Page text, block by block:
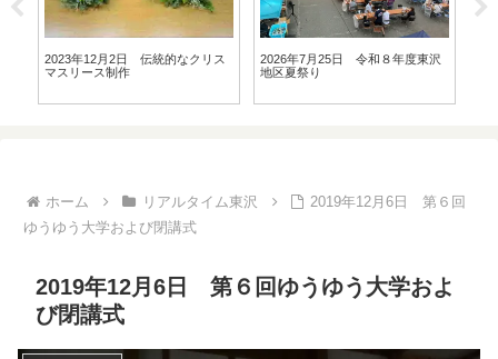
2023年12月2日 伝統的なクリス
マスリース制作
2026年7月25日 令和８年度東沢
地区夏祭り
ホーム リアルタイム東沢
2019年12月6日 第６回
ゆうゆう大学および閉講式
2019年12月6日 第６回ゆうゆう大学およ
び閉講式